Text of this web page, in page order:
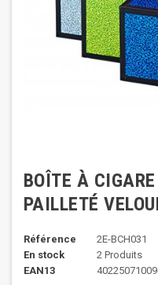
BOÎTE À
PAILLETÉ
Référence
2E-BCH031
En stock
2 Produits
EAN13